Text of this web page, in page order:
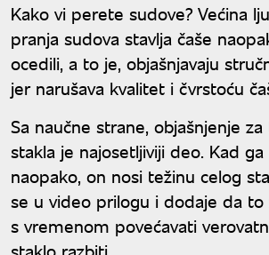
Kako vi perete sudove? Većina
pranja sudova stavlja čaše
ocedili, a to je, objašnjavaju
jer narušava kvalitet i čvrstoću
Sa naučne strane, objašnjenje
stakla je najosetljiviji deo. Kad
naopako, on nosi težinu celog
se u video prilogu i dodaje da to
s vremenom povećavati